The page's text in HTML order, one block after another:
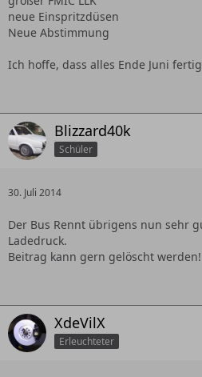
neue Einspritzdüsen
Neue Abstimmung
Ich hoffe, dass alles Ende Juni
Blizzard40k
Schüler
30. Juli 2014
Der Bus Rennt übrigens nun sehr
Ladedruck.
Beitrag kann gern gelöscht werden!
XdeVilX
Erleuchteter